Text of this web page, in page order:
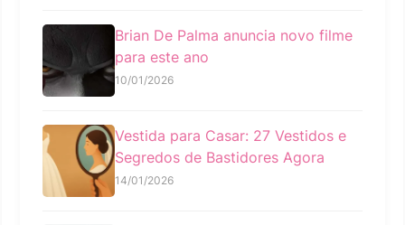
Brian De Palma anuncia novo filme
para este ano
10/01/2026
Vestida para Casar: 27 Vestidos e
Segredos de Bastidores Agora
14/01/2026